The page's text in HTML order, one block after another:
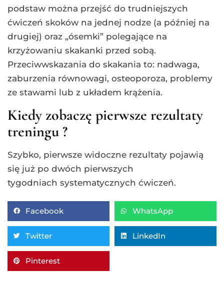
podstaw można przejść do trudniejszych
ćwiczeń skoków na jednej nodze (a później na
drugiej) oraz „ósemki” polegające na
krzyżowaniu skakanki przed sobą.
Przeciwwskazania do skakania to: nadwaga,
zaburzenia równowagi, osteoporoza, problemy
ze stawami lub z układem krążenia.
Kiedy zobaczę pierwsze rezultaty
treningu ?
Szybko, pierwsze widoczne rezultaty pojawią
się już po dwóch pierwszych
tygodniach systematycznych ćwiczeń.
Facebook WhatsApp
Twitter LinkedIn
Pinterest